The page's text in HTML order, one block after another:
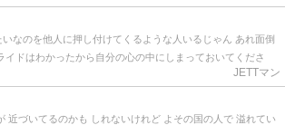
くりと定価の２割引でした。 到着日、仕事から戻ると先日ア
ッポリ入るデカい段ボール箱が玄関先に置かれており、そ
モ屋でも始めるつもりなのかと呆れ顔。 外箱を開けるとそ
でよく見るサイズの大箱が3つ。 それぞれ内部フレーム用、
ンネル用のランナーが入っています。 コレみて実感しまし
ンダムだと。 YouTubeの中で多くの有名モデラーさん達が
νガンダムが手元にあるんだと。 正直言ってこんなに早く
なのを他人に押し付けてくるような人いるじゃん あれ面倒
イドはわかったから自分の心の中にしまっておいてくださ
い持つもので、他人に共有させるもんじゃないし、他人に見
ね。 最近っうか、ここ一年ぐらいプライドの塊みたいなオ
JETTマン
近づいてるのかも しれないけれど よその国の人で 溢れてい